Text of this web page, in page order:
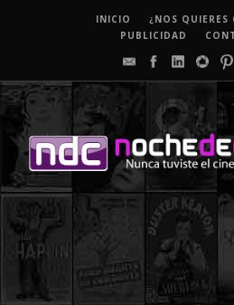
INICIO
¿NOS QUIERES
PUBLICIDAD